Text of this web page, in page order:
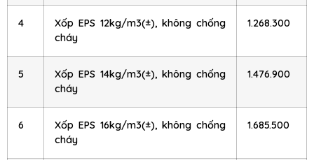
4
Xốp EPS 12kg/m3(±), không chống
cháy
1.268.300
5
Xốp EPS 14kg/m3(±), không chống
cháy
1.476.900
6
Xốp EPS 16kg/m3(±), không chống
cháy
1.685.500